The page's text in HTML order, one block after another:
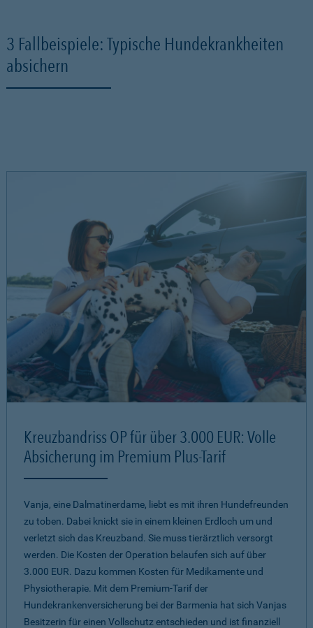
3 Fallbeispiele: Typische Hundekrankheiten
absichern
Kreuzbandriss OP für über 3.000 EUR: Volle
Absicherung im Premium Plus-Tarif
Vanja, eine Dalmatinerdame, liebt es mit ihren Hundefreunden
zu toben. Dabei knickt sie in einem kleinen Erdloch um und
verletzt sich das Kreuzband. Sie muss tierärztlich versorgt
werden. Die Kosten der Operation belaufen sich auf über
3.000 EUR. Dazu kommen Kosten für Medikamente und
Physiotherapie. Mit dem Premium-Tarif der
Hundekrankenversicherung bei der Barmenia hat sich Vanjas
Besitzerin für einen Vollschutz entschieden und ist finanziell